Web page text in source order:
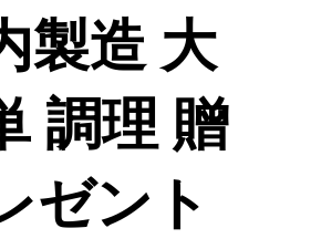
製造 大
調理 贈
ゼント